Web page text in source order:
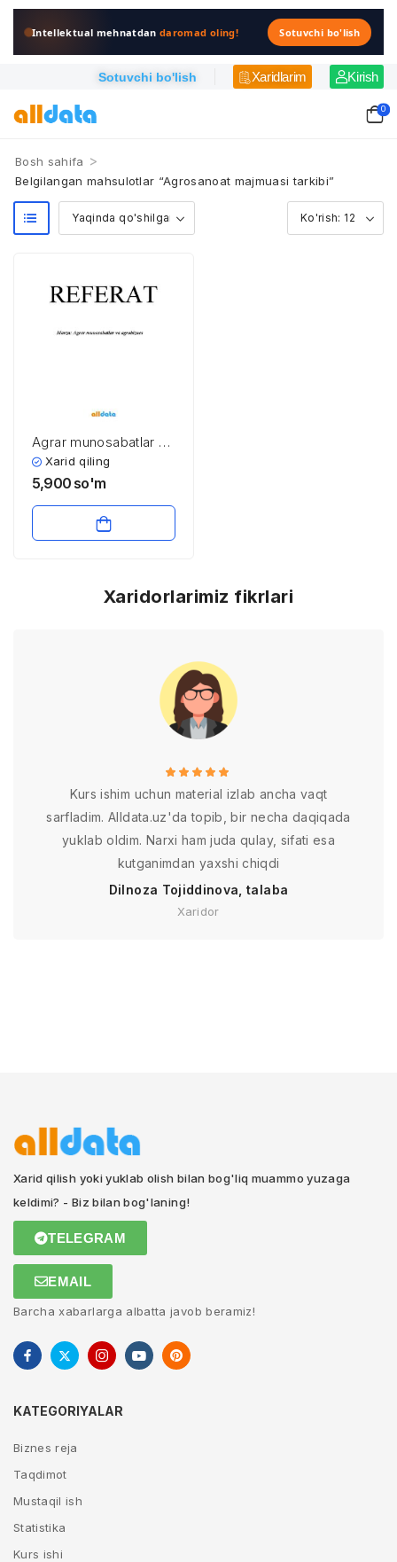
Intellektual mehnatdandaromad oling! Sotuvchi bo'lish
Sotuvchi bo'lish Xaridlarim Kirish
0
Bosh sahifa >
Belgilangan mahsulotlar “Agrosanoat majmuasi tarkibi”
Agrar munosabatlar va
agrobiznes
Xarid qiling
5,900 so'm
Xaridorlarimiz fikrlari
Kurs ishim uchun material izlab ancha vaqt
sarfladim. Alldata.uz'da topib, bir necha daqiqada
yuklab oldim. Narxi ham juda qulay, sifati esa
kutganimdan yaxshi chiqdi
Dilnoza Tojiddinova, talaba
Xaridor
Xarid qilish yoki yuklab olish bilan bog'liq muammo yuzaga
keldimi? - Biz bilan bog'laning!
TELEGRAM
EMAIL
Barcha xabarlarga albatta javob beramiz!
KATEGORIYALAR
Biznes reja
Taqdimot
Mustaqil ish
Statistika
Kurs ishi